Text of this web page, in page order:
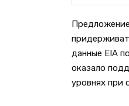
данные EIA
оказало
уровнях при